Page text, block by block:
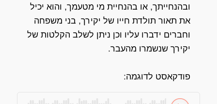
ובהנחייתך, או בהנחיית מי מטעמך, והוא יכיל
את תאור תולדת חייו של יקירך, בני משפחה
וחברים ידברו עליו וכן ניתן לשלב הקלטות של
יקירך שנשמרו מהעבר.
פודקאסט לדוגמה: